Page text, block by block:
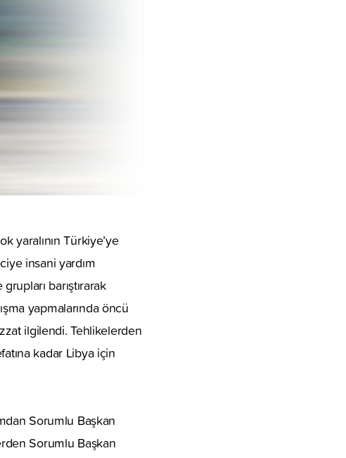
yaralının Türkiye’ye
insani yardım
barıştırarak
yapmalarında öncü
ilgilendi. Tehlikelerden
kadar Libya için
Sorumlu Başkan
Sorumlu Başkan